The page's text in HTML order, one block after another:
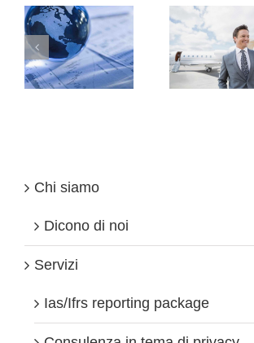
Registrazione
Yacht
Chi siamo
Dicono di noi
Servizi
Ias/Ifrs reporting package